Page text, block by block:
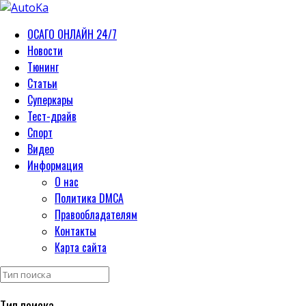
ОСАГО ОНЛАЙН 24/7
Новости
Тюнинг
Статьи
Суперкары
Тест-драйв
Спорт
Видео
Информация
О нас
Политика DMCA
Правообладателям
Контакты
Карта сайта